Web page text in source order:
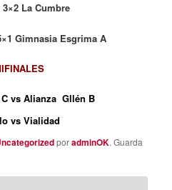
La Cumbre
Gimnasia Esgrima A
vs Alianza Gllén B
vs Vialidad
poradminOK. Guarda